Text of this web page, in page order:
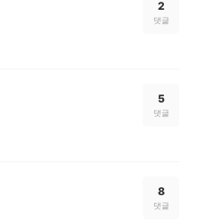
2
댓글
5
댓글
8
댓글